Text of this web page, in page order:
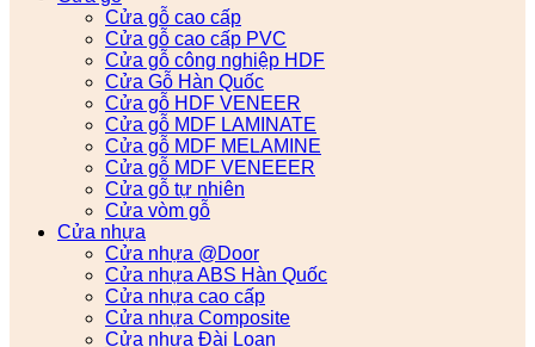
Cửa gỗ cao cấp
Cửa gỗ cao cấp PVC
Cửa gỗ công nghiệp HDF
Cửa Gỗ Hàn Quốc
Cửa gỗ HDF VENEER
Cửa gỗ MDF LAMINATE
Cửa gỗ MDF MELAMINE
Cửa gỗ MDF VENEEER
Cửa gỗ tự nhiên
Cửa vòm gỗ
Cửa nhựa
Cửa nhựa @Door
Cửa nhựa ABS Hàn Quốc
Cửa nhựa cao cấp
Cửa nhựa Composite
Cửa nhựa Đài Loan